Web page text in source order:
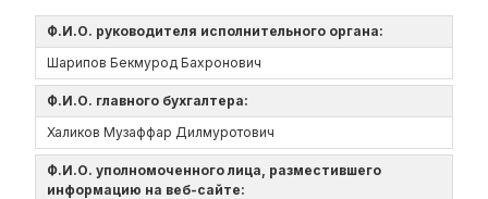
Ф.И.О. руководителя исполнительного органа:
Шарипов Бекмурод Бахронович
Ф.И.О. главного бухгалтера:
Халиков Музаффар Дилмуротович
Ф.И.О. уполномоченного лица, разместившего
информацию на веб-сайте: